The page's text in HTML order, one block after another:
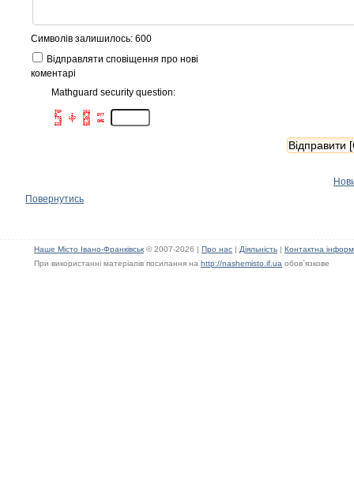
Символів залишилось: 600
Відправляти сповіщення про нові
коментарі
Mathguard security question:
TGF         164
Q      2    M F   DY7
TTG   LOJ   LQA
  W    Y    F U   OM5
Повернутись
Наше Місто Івано-Франківськ © 2007-2026 | Про нас | Діяльність | Контактна
При використанні матеріалів посилання на http://nashemisto.if.ua обов`язкове